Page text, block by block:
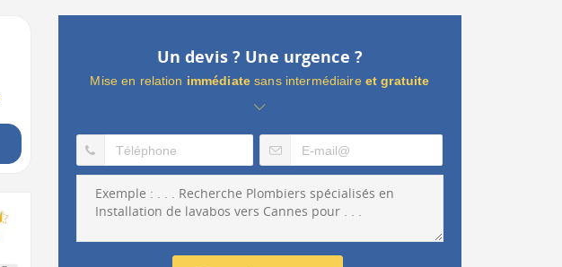
Un devis ? Une urgence ?
Mise en relation immédiate sans intermédiaire et gratuite